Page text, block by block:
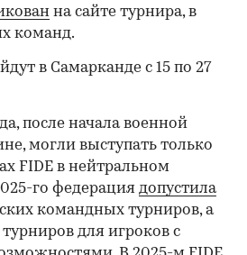
на сайте турнира, в
команд.
в Самарканде с 15 по 27
после начала военной
могли выступать только
FIDE в нейтральном
го федерация допустила
командных турниров, а
для игроков с